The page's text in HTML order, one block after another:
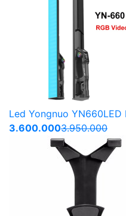
Led Yongnuo
3.600.0003.950.000